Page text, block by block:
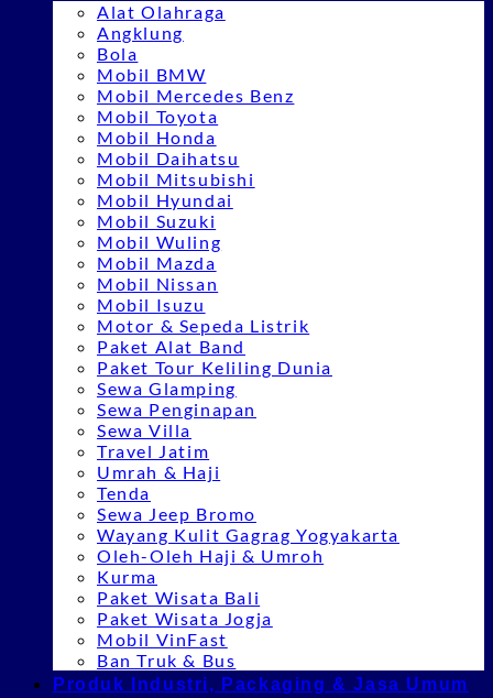
Alat Olahraga
Angklung
Bola
Mobil BMW
Mobil Mercedes Benz
Mobil Toyota
Mobil Honda
Mobil Daihatsu
Mobil Mitsubishi
Mobil Hyundai
Mobil Suzuki
Mobil Wuling
Mobil Mazda
Mobil Nissan
Mobil Isuzu
Motor & Sepeda Listrik
Paket Alat Band
Paket Tour Keliling Dunia
Sewa Glamping
Sewa Penginapan
Sewa Villa
Travel Jatim
Umrah & Haji
Tenda
Sewa Jeep Bromo
Wayang Kulit Gagrag Yogyakarta
Oleh-Oleh Haji & Umroh
Kurma
Paket Wisata Bali
Paket Wisata Jogja
Mobil VinFast
Ban Truk & Bus
Produk Industri, Packaging & Jasa Umum